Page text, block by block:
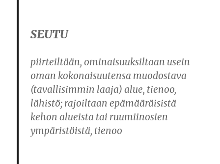
SEUTU
piirteiltään, ominaisuuksiltaan usein
oman kokonaisuutensa muodostava
(tavallisimmin laaja) alue, tienoo,
lähistö; rajoiltaan epämääräisistä
kehon alueista tai ruumiinosien
ympäristöistä, tienoo